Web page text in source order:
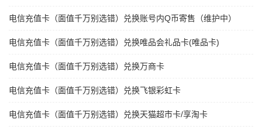
电信充值卡（面值千万别选错）兑换账号内Q币寄售（维护中）
电信充值卡（面值千万别选错）兑换唯品会礼品卡(唯品卡)
电信充值卡（面值千万别选错）兑换万商卡
电信充值卡（面值千万别选错）兑换飞银彩虹卡
电信充值卡（面值千万别选错）兑换天猫超市卡/享淘卡